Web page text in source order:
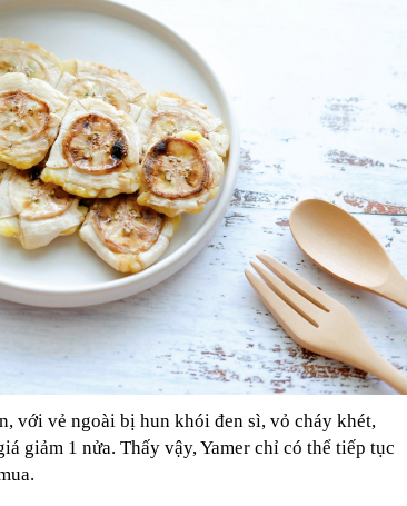
với vẻ ngoài bị hun khói đen sì, vỏ cháy khét,
giảm 1 nửa. Thấy vậy, Yamer chỉ có thể tiếp tục